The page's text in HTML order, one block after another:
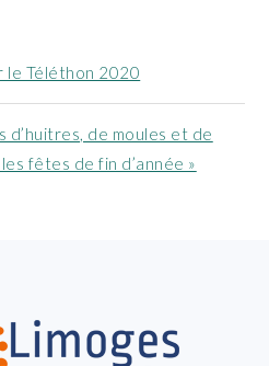
le Téléthon 2020
d’huitres, de moules et de
fêtes de fin d’année »